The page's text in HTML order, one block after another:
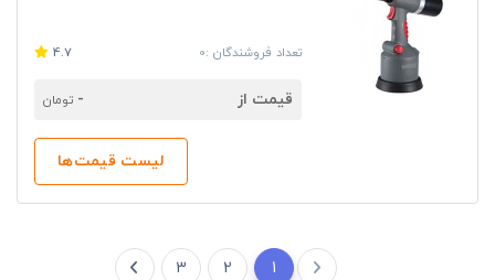
تعداد فروشندگان :0 4.7
قیمت از - تومان
لیست قیمت‌ها
1